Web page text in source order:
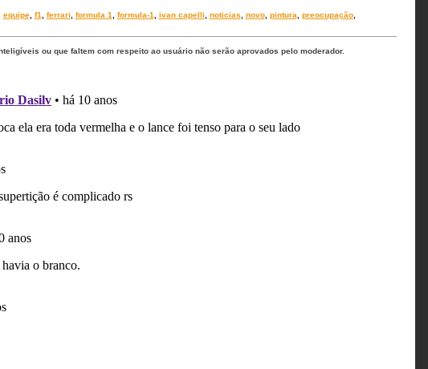
equipe, f1 ferrari formula 1 formula-1 ivan capelli noticias novo, pintura preocupação,
ou que faltem com respeito ao usuário não serão aprovados pelo moderador.